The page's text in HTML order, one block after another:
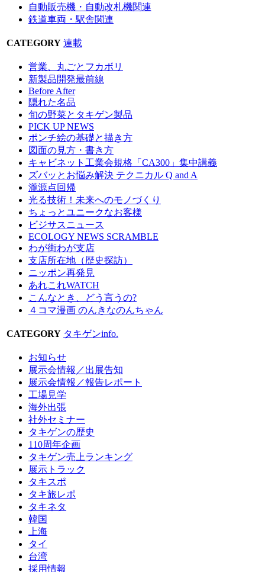
自動販売機・自動改札機関連
鉄道車両・駅舎関連
CATEGORY 連載
営業、丸ごとフカボリ
新製品開発最前線
Before After
隠れた名品
旬の野菜とタキゲン製品
PICK UP NEWS
ポンチ絵の基礎と描き方
図面の見方・書き方
キャビネット工業会規格「CA300」集中講義
ズバッとお悩み解決 テクニカル Q and A
瀧源点回帰
光る技術！未来へのモノづくり
ちょっとユニークなお客様
ビジサスニュース
ECOLOGY NEWS SCRAMBLE
わが街わが支店
支店所在地（歴史探訪）
ニッポン再発見
あれこれWATCH
こんなとき、どう言うの?
４コマ漫画 のんきなのんちゃん
CATEGORY タキゲンinfo.
お知らせ
展示会情報／出展告知
展示会情報／報告レポート
工場見学
海外出張
社外セミナー
タキゲンの歴史
110周年企画
タキゲン売上ランキング
展示トラック
タキスポ
タキ旅レポ
タキネタ
韓国
上海
タイ
台湾
採用情報